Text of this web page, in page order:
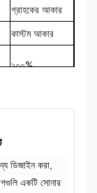
গ্রাহকের আকার
কাস্টম আকার
১০০%
ডিজাইন করা,
একটি সোনার